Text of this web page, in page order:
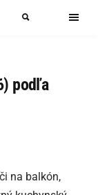
podľa
na balkón,